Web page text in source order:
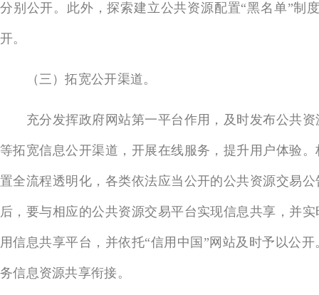
分别公开。此外，探索建立公共资源配置“黑名单”制
开。
（三）拓宽公开渠道。
充分发挥政府网站第一平台作用，及时发布公共资
等拓宽信息公开渠道，开展在线服务，提升用户体验
置全流程透明化，各类依法应当公开的公共资源交易
后，要与相应的公共资源交易平台实现信息共享，并
用信息共享平台，并依托“信用中国”网站及时予以公
务信息资源共享衔接。